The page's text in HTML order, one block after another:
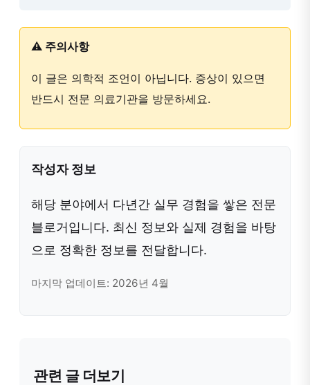
⚠️ 주의사항
이 글은 의학적 조언이 아닙니다. 증상이 있으면
반드시 전문 의료기관을 방문하세요.
작성자 정보
해당 분야에서 다년간 실무 경험을 쌓은 전문
블로거입니다. 최신 정보와 실제 경험을 바탕
으로 정확한 정보를 전달합니다.
마지막 업데이트: 2026년 4월
관련 글 더보기